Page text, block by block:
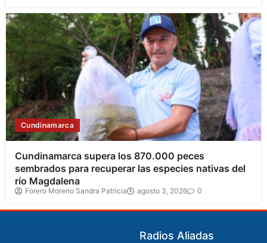
Cundinamarca
Cundinamarca supera los 870.000 peces
sembrados para recuperar las especies nativas del
río Magdalena
Forero Moreno Sandra Patricia agosto 3, 2026 0
Radios Aliadas